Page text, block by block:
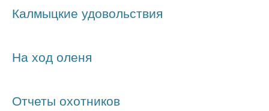
Калмыцкие удовольствия
На ход оленя
Отчеты охотников